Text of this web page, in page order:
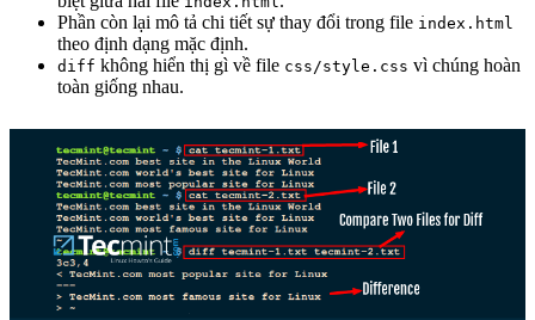
Phần còn lại mô tả chi tiết sự thay đổi trong file index.html
theo định dạng mặc định.
diff không hiển thị gì về file css/style.css vì chúng hoàn
toàn giống nhau.